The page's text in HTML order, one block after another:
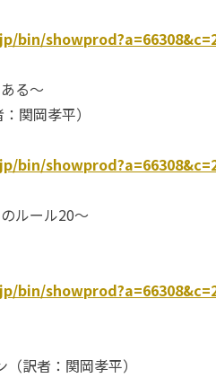
る～
関岡孝平）
ルール20～
訳者：関岡孝平）